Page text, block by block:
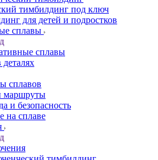
тимбилдинг под ключ
для детей и подростков
сплавы
сплавы
сплавов
маршруты
и безопасность
на сплаве